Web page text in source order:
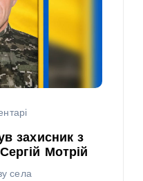
захисник з
Мотрій
села